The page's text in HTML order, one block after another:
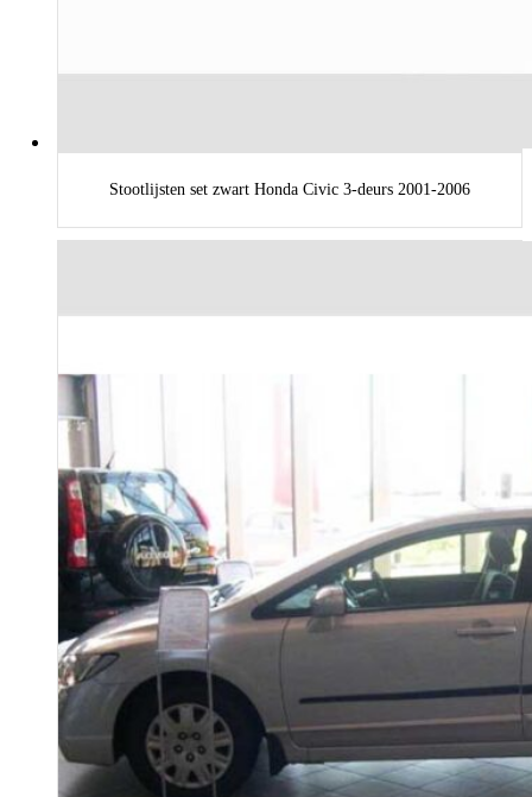
Stootlijsten set zwart Honda Civic 3-deurs 2001-2006